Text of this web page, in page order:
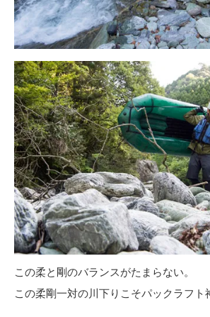
この柔と剛のバランスがたまらない。
この柔剛一対の川下りこそパックラフト